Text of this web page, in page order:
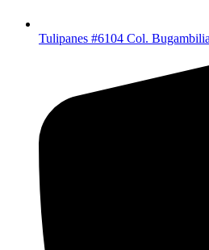
Tulipanes #6104 Col.